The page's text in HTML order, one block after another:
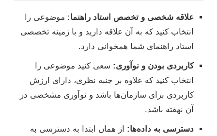
علاقه شخصی و تخصص استاد راهنما: موضوعی را
انتخاب کنید که به آن علاقه دارید و با زمینه تخصصی
استاد راهنمای شما همخوانی دارد.
کاربردی بودن و نوآوری: سعی کنید موضوعی را
انتخاب کنید که علاوه بر جنبه نظری، دارای ارزش
کاربردی برای سازمان‌ها باشد و نوآوری مشخصی در
آن نهفته باشد.
دسترسی به داده‌ها: از همان ابتدا به دسترسی به